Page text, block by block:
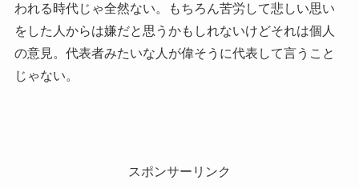
われる時代じゃ全然ない。もちろん苦労して悲しい思い
をした人からは嫌だと思うかもしれないけどそれは個人
の意見。代表者みたいな人が偉そうに代表して言うこと
じゃない。
スポンサーリンク